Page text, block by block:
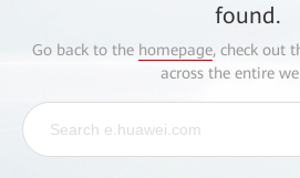
found.
Go back to the homepage, check out
across the entire